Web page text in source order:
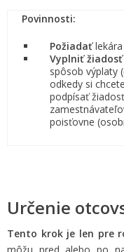
Povinnosti:
Požiadaťlekára
Vyplniť
spôsob výplaty
odkedy si
podpísať
poisťovne
Určenie
Tento krok je len pre